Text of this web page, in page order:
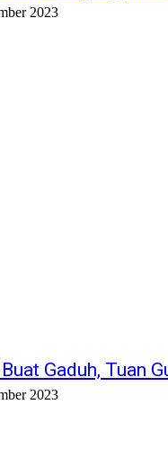
2023
Gaduh, Tuan
2023